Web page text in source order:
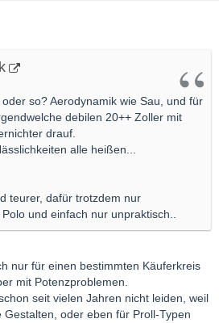
so? Aerodynamik wie Sau, und für
debilen 20++ Zoller mit
drauf.
alle heißen...
teurer, dafür trotzdem nur
und einfach nur unpraktisch..
nur für einen bestimmten Käuferkreis
mit Potenzproblemen.
seit vielen Jahren nicht leiden, weil
oder eben für Proll-Typen